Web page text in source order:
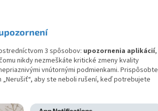
3 spôsobov: upozornenia aplikácií,
nikdy nezmeškáte kritické zmeny kvality
vnútornými podmienkami.Prispôsobte
aby ste neboli rušení, keď potrebujete